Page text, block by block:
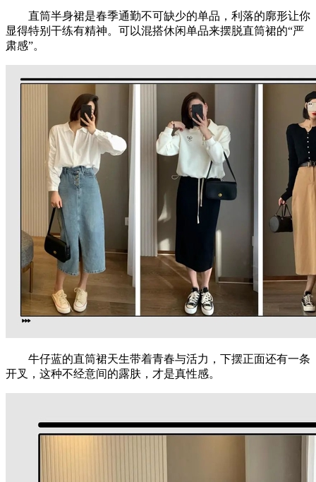
直筒半身裙是春季通勤不可缺少的单品，利落的廓形让你
显得特别干练有精神。可以混搭休闲单品来摆脱直筒裙的“严
肃感”。
牛仔蓝的直筒裙天生带着青春与活力，下摆正面还有一条
开叉，这种不经意间的露肤，才是真性感。